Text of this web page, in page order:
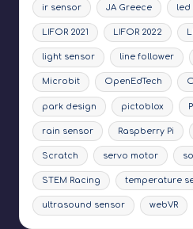
ir sensor JA Greece led
LIFOR 2021 LIFOR 2022
light sensor line follower
Microbit OpenEdTech
park design pictoblox
rain sensor Raspberry Pi
Scratch servo motor
STEM Racing temperature
ultrasound sensor webVR